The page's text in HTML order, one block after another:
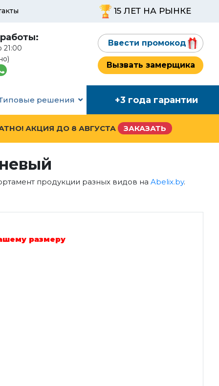
15 ЛЕТ НА РЫНКЕ
21:00
Ввести промокод
Вызвать замерщика
решения +3 года гарантии
АКЦИЯ ДО 8 АВГУСТА ЗАКАЗАТЬ
продукции разных видов на Abelix.by.
размеру